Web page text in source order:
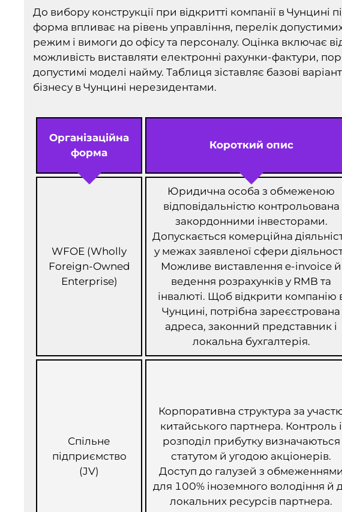
До вибору конструкції при відкритті компанії в Чунцині
форма впливає на рівень управління, перелік
режим і вимоги до офісу та персоналу. Оцінка включає
можливість виставляти електронні рахунки-фактури,
допустимі моделі найму. Таблиця зіставляє базові
бізнесу в Чунцині нерезидентами.
Організаційна
форма
Короткий опис
WFOE (Wholly
Foreign-Owned
Enterprise)
Юридична особа з обмеженою
відповідальністю контрольована
закордонними інвесторами.
Допускається комерційна
у межах заявленої сфери
Можливе виставлення e-invoice й
ведення розрахунків у RMB та
інвалюті. Щоб відкрити компанію
Чунцині, потрібна зареєстрована
адреса, законний представник і
локальна бухгалтерія.
Спільне
підприємство
(JV)
Корпоративна структура за
китайського партнера. Контроль і
розподіл прибутку визначаються
статутом й угодою акціонерів.
Доступ до галузей з обмеженнями
для 100% іноземного володіння й
локальних ресурсів партнера.